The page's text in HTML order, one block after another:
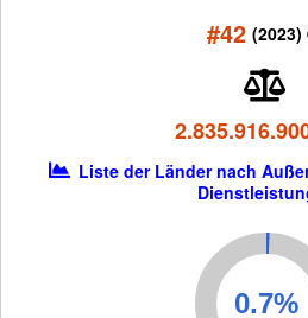
#42 (2023)
Liste der Länder nach